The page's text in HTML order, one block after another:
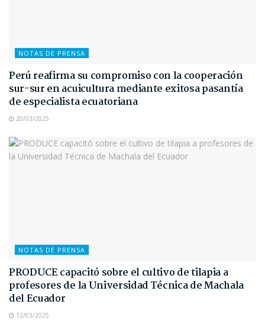
NOTAS DE PRENSA
Perú reafirma su compromiso con la cooperación
sur-sur en acuicultura mediante exitosa pasantía
de especialista ecuatoriana
20/03/2025
NOTAS DE PRENSA
PRODUCE capacitó sobre el cultivo de tilapia a
profesores de la Universidad Técnica de Machala
del Ecuador
12/03/2025